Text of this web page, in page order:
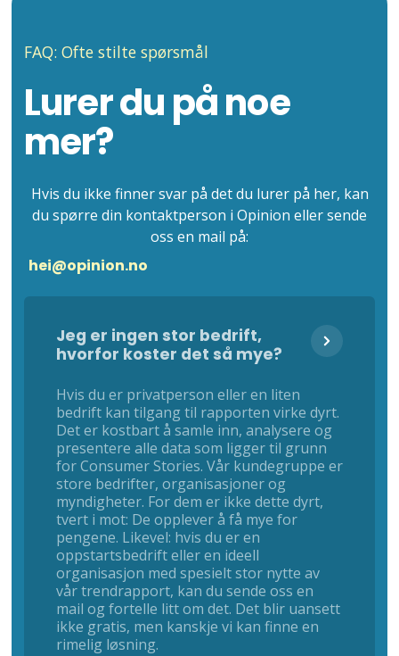
FAQ: Ofte stilte spørsmål
Lurer du på noe
mer?
Hvis du ikke finner svar på det du lurer på her, kan
du spørre din kontaktperson i Opinion eller sende
oss en mail på:
hei@opinion.no
Jeg er ingen stor bedrift,
hvorfor koster det så mye?
Hvis du er privatperson eller en liten
bedrift kan tilgang til rapporten virke dyrt.
Det er kostbart å samle inn, analysere og
presentere alle data som ligger til grunn
for Consumer Stories. Vår kundegruppe er
store bedrifter, organisasjoner og
myndigheter. For dem er ikke dette dyrt,
tvert i mot: De opplever å få mye for
pengene. Likevel: hvis du er en
oppstartsbedrift eller en ideell
organisasjon med spesielt stor nytte av
vår trendrapport, kan du sende oss en
mail og fortelle litt om det. Det blir uansett
ikke gratis, men kanskje vi kan finne en
rimelig løsning.